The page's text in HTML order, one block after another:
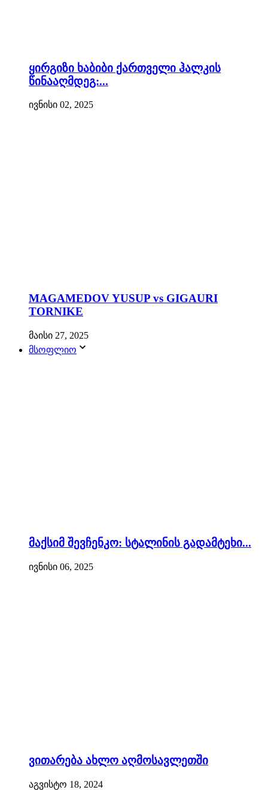
ყირგიზი ხაბიბი ქართველი ჰალკის
წინააღმდეგ:...
ივნისი 02, 2025
MAGAMEDOV YUSUP vs GIGAURI
TORNIKE
მაისი 27, 2025
მსოფლიო
მაქსიმ შევჩენკო: სტალინის გადამტეხი...
ივნისი 06, 2025
ვითარება ახლო აღმოსავლეთში
აგვისტო 18, 2024